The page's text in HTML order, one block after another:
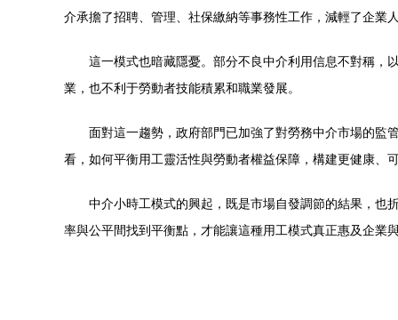
介承擔了招聘、管理、社保繳納等事務性工作，減輕了企業
這一模式也暗藏隱憂。部分不良中介利用信息不對稱，
業，也不利于勞動者技能積累和職業發展。
面對這一趨勢，政府部門已加強了對勞務中介市場的監
看，如何平衡用工靈活性與勞動者權益保障，構建更健康、
中介小時工模式的興起，既是市場自發調節的結果，也
率與公平間找到平衡點，才能讓這種用工模式真正惠及企業與